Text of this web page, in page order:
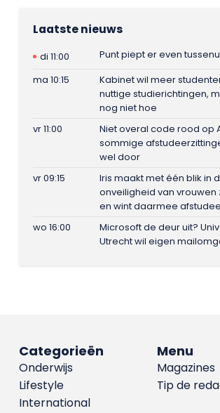
Laatste nieuws
di 11:00
Punt piept er even
ma 10:15
Kabinet wil meer
nuttige studierichtingen,
nog niet hoe
vr 11:00
Niet overal code rood op
sommige
wel door
vr 09:15
Iris maakt met één blik in
onveiligheid van vrouwen
en wint daarmee
wo 16:00
Microsoft de deur uit?
Utrecht wil eigen
Menu
Magazines
Tip de
Categorieën
Onderwijs
Lifestyle
International